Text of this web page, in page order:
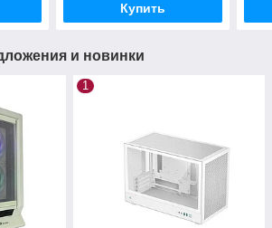
Купить
и новинки
1